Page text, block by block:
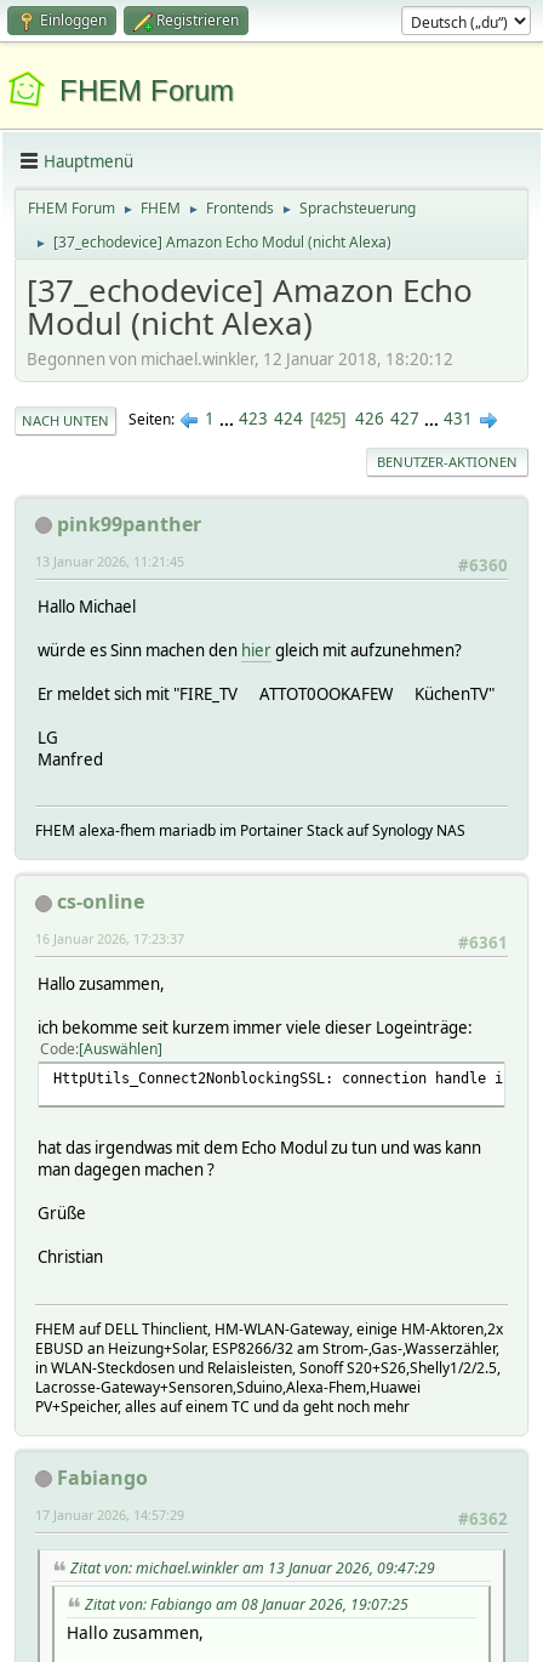
Einloggen Registrieren
FHEM Forum
Hauptmenü
FHEM Forum ► FHEM ► Frontends ► Sprachsteuerung
► [37_echodevice] Amazon Echo Modul (nicht Alexa)
[37_echodevice] Amazon Echo
Modul (nicht Alexa)
Begonnen von michael.winkler, 12 Januar 2018, 18:20:12
NACH UNTEN Seiten 1 ... 423 424 425 426 427 ... 431
BENUTZER-AKTIONEN
pink99panther
#6360
13 Januar 2026, 11:21:45
Hallo Michael
würde es Sinn machen den hiergleich mit aufzunehmen?
Er meldet sich mit "FIRE_TV ATTOT0OOKAFEW KüchenTV"
LG
Manfred
FHEM alexa-fhem mariadb im Portainer Stack auf Synology NAS
cs-online
#6361
16 Januar 2026, 17:23:37
Hallo zusammen,
ich bekomme seit kurzem immer viele dieser Logeinträge:
Code Auswählen
HttpUtils_Connect2NonblockingSSL: connection handle in
hat das irgendwas mit dem Echo Modul zu tun und was kann
man dagegen machen ?
Grüße
Christian
FHEM auf DELL Thinclient, HM-WLAN-Gateway, einige HM-Aktoren,2x
EBUSD an Heizung+Solar, ESP8266/32 am Strom-,Gas-,Wasserzähler,
in WLAN-Steckdosen und Relaisleisten, Sonoff S20+S26,Shelly1/2/2.5,
Lacrosse-Gateway+Sensoren,Sduino,Alexa-Fhem,Huawei
PV+Speicher, alles auf einem TC und da geht noch mehr
Fabiango
#6362
17 Januar 2026, 14:57:29
Zitat von: michael.winkler am 13 Januar 2026, 09:47:29
Zitat von: Fabiango am 08 Januar 2026, 19:07:25
Hallo zusammen,